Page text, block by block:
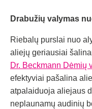
Drabužių valymas
Riebalų purslai nuo
aliejų geriausiai
Dr. Beckmann Dėmių
efektyviai pašalina
atpalaiduoja aliejaus
neplaunamų audinių